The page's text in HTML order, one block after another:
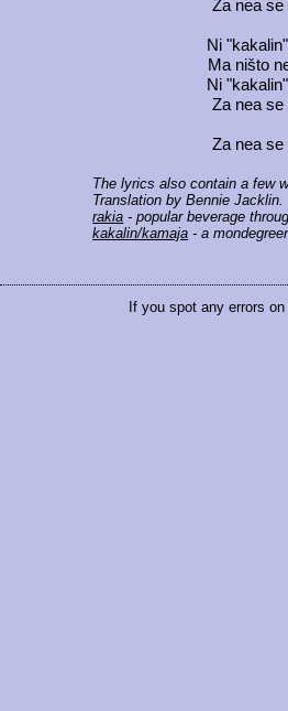
Za nea se
Ni
Ma ništo
Ni
Za nea se
Za nea se
The lyrics also contain a few
Translation by Bennie Jacklin.
rakia - popular beverage
kakalin/kamaja - a
If you spot any errors